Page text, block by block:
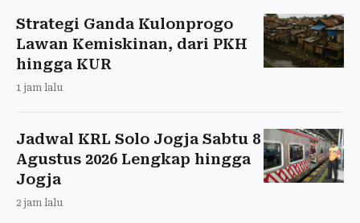
Strategi Ganda Kulonprogo
Lawan Kemiskinan, dari PKH
hingga KUR
1 jam lalu
Jadwal KRL Solo Jogja Sabtu 8
Agustus 2026 Lengkap hingga
Jogja
2 jam lalu